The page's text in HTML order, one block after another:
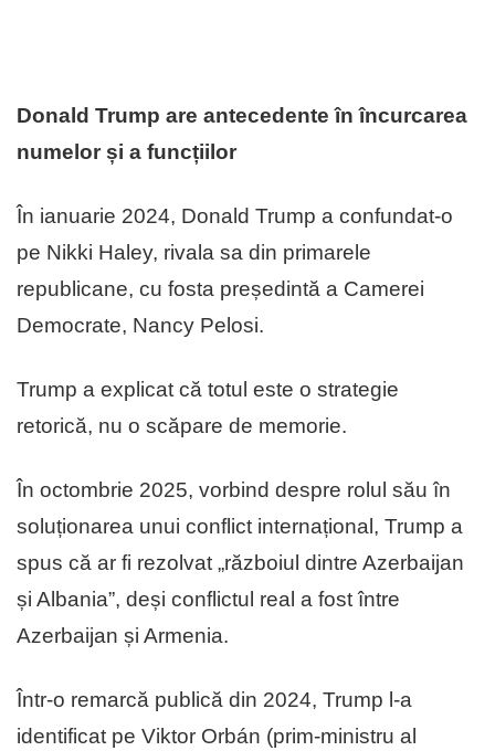
Donald Trump are antecedente în încurcarea
numelor și a funcțiilor
În ianuarie 2024, Donald Trump a confundat-o
pe Nikki Haley, rivala sa din primarele
republicane, cu fosta președintă a Camerei
Democrate, Nancy Pelosi.
Trump a explicat că totul este o strategie
retorică, nu o scăpare de memorie.
În octombrie 2025, vorbind despre rolul său în
soluționarea unui conflict internațional, Trump a
spus că ar fi rezolvat „războiul dintre Azerbaijan
și Albania”, deși conflictul real a fost între
Azerbaijan și Armenia.
Într-o remarcă publică din 2024, Trump l-a
identificat pe Viktor Orbán (prim-ministru al